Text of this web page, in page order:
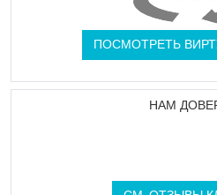
ПОСМОТРЕТЬ
НАМ